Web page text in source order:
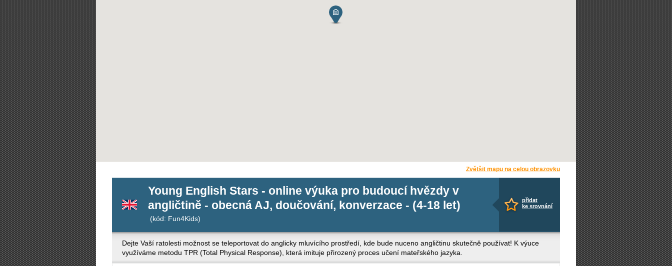
Zvětšit mapu na celou obrazovku
přidat
ke srovnání
Young English Stars - online výuka pro budoucí hvězdy v
angličtině - obecná AJ, doučování, konverzace - (4-18 let)
(kód: Fun4Kids)
Dejte Vaší ratolesti možnost se teleportovat do anglicky mluvícího prostředí, kde bude nuceno angličtinu skutečně používat! K výuce
využíváme metodu TPR (Total Physical Response), která imituje přirozený proces učení mateřského jazyka.